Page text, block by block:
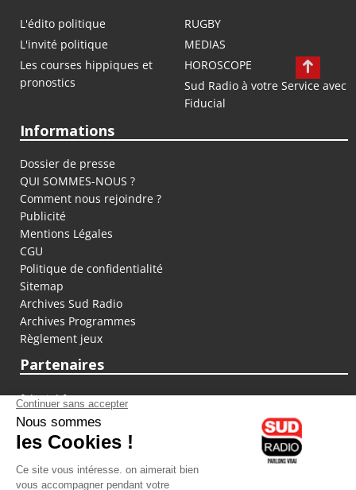
L'édito politique
RUGBY
L'invité politique
MEDIAS
Les courses hippiques et
pronostics
HOROSCOPE
Sud Radio à votre Service avec
Fiducial
Informations
Dossier de presse
QUI SOMMES-NOUS ?
Comment nous rejoindre ?
Publicité
Mentions Légales
CGU
Politique de confidentialité
Sitemap
Archives Sud Radio
Archives Programmes
Règlement jeux
Partenaires
fiducial.fr
lyoncapitale.fr
olympique-et-lyonnais.com
L'application Iphone / Android